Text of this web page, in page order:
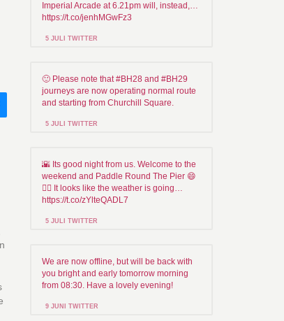
Imperial Arcade at 6.21pm will, instead,…
https://t.co/jenhMGwFz3
5 JULI TWITTER
🙂 Please note that #BH28 and #BH29
journeys are now operating normal route
and starting from Churchill Square.
5 JULI TWITTER
🌇 Its good night from us. Welcome to the
weekend and Paddle Round The Pier 😄
🏄🏼 It looks like the weather is going…
https://t.co/zYlteQADL7
5 JULI TWITTER
We are now offline, but will be back with
you bright and early tomorrow morning
from 08:30. Have a lovely evening!
9 JUNI TWITTER